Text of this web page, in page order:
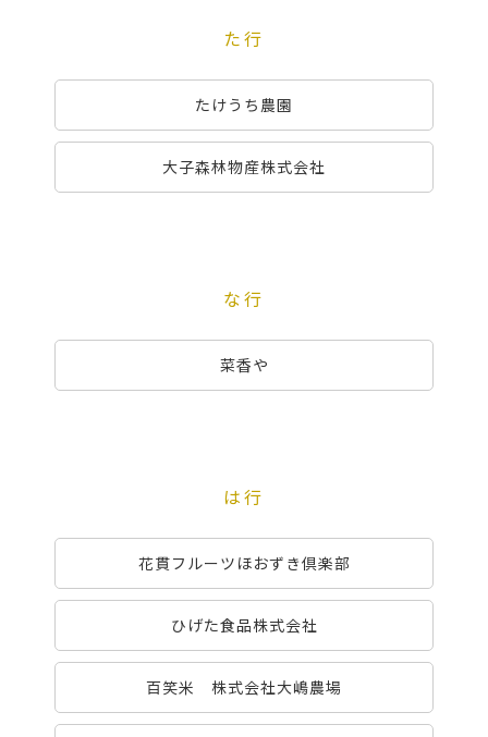
た行
たけうち農園
大子森林物産株式会社
な行
菜香や
は行
花貫フルーツほおずき倶楽部
ひげた食品株式会社
百笑米 株式会社大嶋農場